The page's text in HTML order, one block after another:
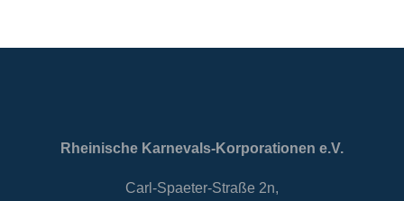
Rheinische Karnevals-Korporationen e.V.
Carl-Spaeter-Straße 2n,